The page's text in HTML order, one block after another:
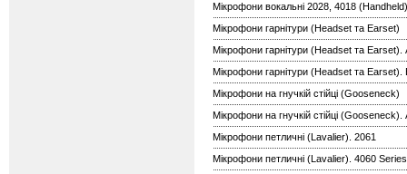
Мікрофони вокальні 2028, 4018 (Handheld)
Мікрофони гарнітури (Headset та Earset)
Мікрофони гарнітури (Headset та Earset).
Мікрофони гарнітури (Headset та Earset).
Мікрофони на гнучкій стійці (Gooseneck)
Мікрофони на гнучкій стійці
Мікрофони петличні (Lavalier). 2061
Мікрофони петличні (Lavalier). 4060